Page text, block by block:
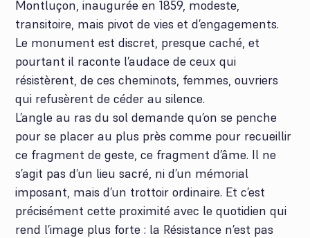
Montluçon, inaugurée en 1859, modeste,
transitoire, mais pivot de vies et d’engagements.
Le monument est discret, presque caché, et
pourtant il raconte l’audace de ceux qui
résistèrent, de ces cheminots, femmes, ouvriers
qui refusèrent de céder au silence.
L’angle au ras du sol demande qu’on se penche
pour se placer au plus près comme pour recueillir
ce fragment de geste, ce fragment d’âme. Il ne
s’agit pas d’un lieu sacré, ni d’un mémorial
imposant, mais d’un trottoir ordinaire. Et c’est
précisément cette proximité avec le quotidien qui
rend l’image plus forte : la Résistance n’est pas